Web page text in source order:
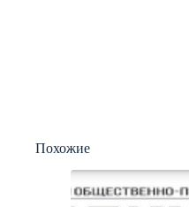
Похожие